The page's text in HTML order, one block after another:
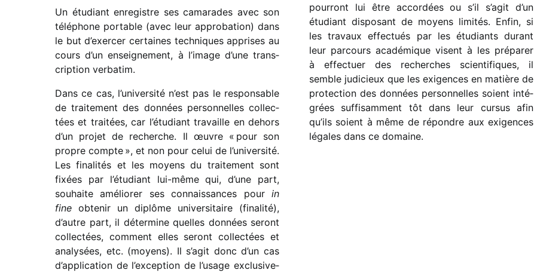
Un étudiant enre­gistre ses cama­rades avec son
télé­phone portable (avec leur appro­ba­tion) dans
le but d’exercer certaines tech­niques apprises au
cours d’un ensei­gne­ment, à l’image d’une trans­
crip­tion verbatim.
Dans ce cas, l’université n’est pas le respon­sable
de trai­te­ment des données person­nelles collec­
tées et trai­tées, car l’étudiant travaille en dehors
d’un projet de recherche. Il œuvre « pour son
propre compte », et non pour celui de l’université.
Les fina­li­tés et les moyens du trai­te­ment sont
fixées par l’étudiant lui-même qui, d’une part,
souhaite amélio­rer ses connais­sances pour in
fine obte­nir un diplôme univer­si­taire (fina­lité),
d’autre part, il déter­mine quelles données seront
collec­tées, comment elles seront collec­tées et
analy­sées, etc. (moyens). Il s’agit donc d’un cas
d’application de l’exception de l’usage exclu­si­ve­
pour­ront lui être accor­dées ou s’il s’agit d’un
étudiant dispo­sant de moyens limi­tés. Enfin, si
les travaux effec­tués par les étudiants durant
leur parcours acadé­mique visent à les prépa­rer
à effec­tuer des recherches scien­ti­fiques, il
semble judi­cieux que les exigences en matière de
protec­tion des données person­nelles soient inté­
grées suffi­sam­ment tôt dans leur cursus afin
qu’ils soient à même de répondre aux exigences
légales dans ce domaine.